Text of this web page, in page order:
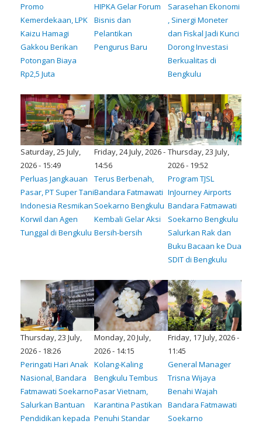
Promo
Kemerdekaan, LPK
Kaizu Hamagi
Gakkou Berikan
Potongan Biaya
Rp2,5 Juta
HIPKA Gelar Forum
Bisnis dan
Pelantikan
Pengurus Baru
Sarasehan Ekonomi
, Sinergi Moneter
dan Fiskal Jadi Kunci
Dorong Investasi
Berkualitas di
Bengkulu
Saturday, 25 July,
2026 - 15:49
Perluas Jangkauan
Pasar, PT Super Tani
Indonesia Resmikan
Korwil dan Agen
Tunggal di Bengkulu
Friday, 24 July, 2026 -
14:56
Terus Berbenah,
Bandara Fatmawati
Soekarno Bengkulu
Kembali Gelar Aksi
Bersih-bersih
Thursday, 23 July,
2026 - 19:52
Program TJSL
InJourney Airports
Bandara Fatmawati
Soekarno Bengkulu
Salurkan Rak dan
Buku Bacaan ke Dua
SDIT di Bengkulu
Thursday, 23 July,
2026 - 18:26
Peringati Hari Anak
Nasional, Bandara
Fatmawati Soekarno
Salurkan Bantuan
Pendidikan kepada
Monday, 20 July,
2026 - 14:15
Kolang-Kaling
Bengkulu Tembus
Pasar Vietnam,
Karantina Pastikan
Penuhi Standar
Friday, 17 July, 2026 -
11:45
General Manager
Trisna Wijaya
Benahi Wajah
Bandara Fatmawati
Soekarno